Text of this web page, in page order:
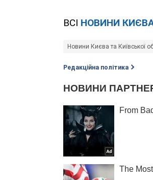
ВСІ НОВИНИ
Новини Києва та Київської
Редакційна політика